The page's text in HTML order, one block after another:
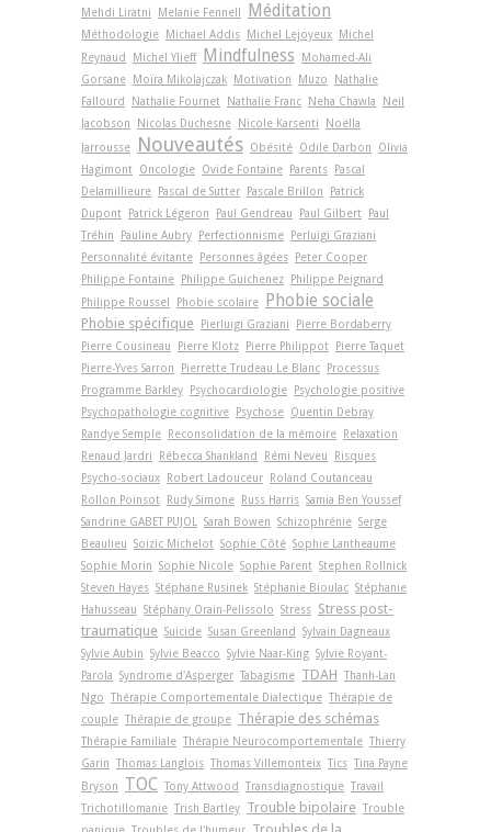
Mehdi Liratni
Melanie Fennell Méditation
Méthodologie Michael Addis Michel Lejoyeux
Michel
Reynaud
Michel Ylieff Mindfulness
Mohamed-Ali
Gorsane
Moïra Mikolajczak Motivation Muzo
Nathalie
Fallourd
Nathalie Fournet Nathalie Franc Neha Chawla
Neil
Jacobson
Nicolas Duchesne Nicole Karsenti
Noëlla
Jarrousse
Nouveautés Obésité Odile Darbon
Olivia
Hagimont Oncologie Ovide Fontaine Parents
Pascal
Delamillieure
Pascal de Sutter Pascale Brillon
Patrick
Dupont
Patrick Légeron Paul Gendreau Paul Gilbert
Paul
Tréhin
Pauline Aubry Perfectionnisme
Perluigi Graziani
Personnalité évitante
Personnes âgées
Peter Cooper
Philippe Fontaine
Philippe Guichenez
Philippe Peignard
Philippe Roussel
Phobie scolaire Phobie sociale
Phobie spécifique Pierluigi Graziani
Pierre Bordaberry
Pierre Cousineau
Pierre Klotz Pierre Philippot
Pierre Taquet
Pierre-Yves Sarron
Pierrette Trudeau Le Blanc
Processus
Programme Barkley
Psychocardiologie
Psychologie positive
Psychopathologie cognitive
Psychose Quentin Debray
Randye Semple
Reconsolidation de la mémoire
Relaxation
Renaud Jardri
Rébecca Shankland Rémi Neveu
Risques
Psycho-sociaux
Robert Ladouceur
Roland Coutanceau
Rollon Poinsot
Rudy Simone Russ Harris Samia Ben Youssef
Sandrine GABET PUJOL
Sarah Bowen Schizophrénie Serge
Beaulieu Soizic Michelot Sophie Côté Sophie Lantheaume
Sophie Morin Sophie Nicole Sophie Parent Stephen Rollnick
Steven Hayes Stéphane Rusinek Stéphanie Bioulac Stéphanie
Hahusseau Stéphany Orain-Pelissolo Stress Stress post-
traumatique Suicide Susan Greenland
Sylvain Dagneaux
Sylvie Aubin Sylvie Beacco Sylvie Naar-King Sylvie Royant-
Parola Syndrome d'Asperger Tabagisme TDAH Thanh-Lan
Ngo Thérapie Comportementale Dialectique Thérapie de
couple Thérapie de groupe Thérapie des schémas
Thérapie Familiale Thérapie Neurocomportementale Thierry
Garin Thomas Langlois Thomas Villemonteix Tics Tina Payne
Bryson
TOC Tony Attwood Transdiagnostique Travail
Trichotillomanie Trish Bartley Trouble bipolaire Trouble